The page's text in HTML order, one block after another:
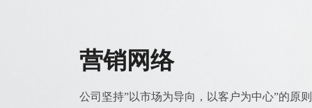
营销网络
公司坚持”以市场为导向，以客户为中心”的原